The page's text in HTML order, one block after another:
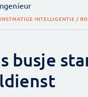
INTELLIGENTIE /
busje